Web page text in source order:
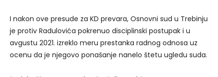
I nakon ove presude za KD prevara, Osnovni sud u Trebinju
je protiv Radulovića pokrenuo disciplinski postupak i u
avgustu 2021. izreklo meru prestanka radnog odnosa uz
ocenu da je njegovo ponašanje nanelo štetu ugledu suda.